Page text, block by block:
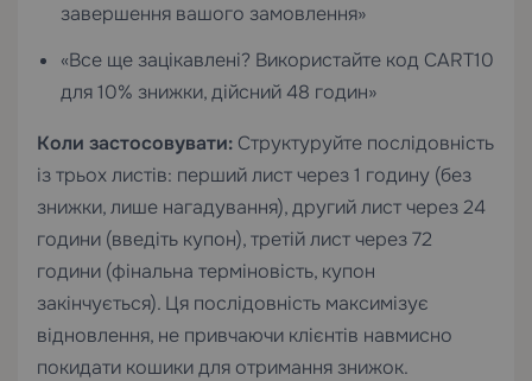
завершення вашого замовлення»
«Все ще зацікавлені? Використайте код CART10
для 10% знижки, дійсний 48 годин»
Коли застосовувати: Структуруйте послідовність
із трьох листів: перший лист через 1 годину (без
знижки, лише нагадування), другий лист через 24
години (введіть купон), третій лист через 72
години (фінальна терміновість, купон
закінчується). Ця послідовність максимізує
відновлення, не привчаючи клієнтів навмисно
покидати кошики для отримання знижок.